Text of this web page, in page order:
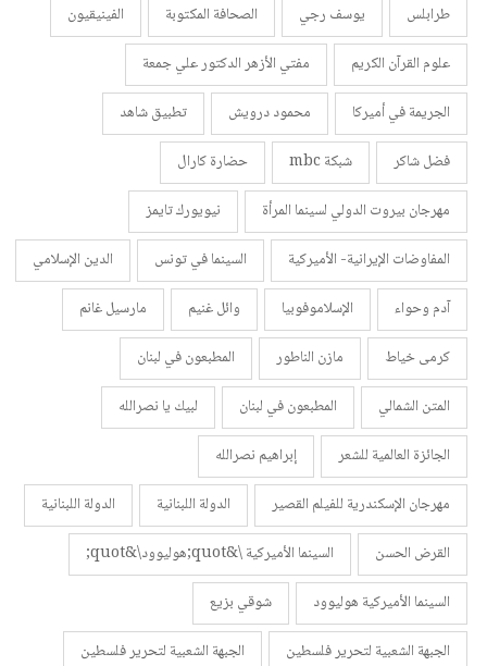
طرابلس
يوسف رجي الصحافة المكتوبة
الفينيقيون
علوم القرآن الكريم
مفتي الأزهر الدكتور علي جمعة
الجريمة في أميركا
محمود درويش
تطبيق شاهد
فضل شاكر
شبكة mbc
حضارة كارال
مهرجان بيروت الدولي لسينما المرأة
نيويورك تايمز
المفاوضات الإيرانية- الأميركية
السينما في تونس
الدين الإسلامي
آدم وحواء
الإسلاموفوبيا وائل غنيم
مارسيل غانم
كرمى خياط
مازن الناطور
المطبعون في لبنان
المتن الشمالي
المطبعون في لبنان
لبيك يا نصرالله
الجائزة العالمية للشعر
إبراهيم نصرالله
مهرجان الإسكندرية للفيلم القصير
الدولة اللبنانية
الدولة اللبنانية
القرض الحسن
السينما الأميركية \&quot;هوليوود\&quot;
السينما الأميركية هوليوود
شوقي بزيع
الجبهة الشعبية لتحرير فلسطين
الجبهة الشعبية لتحرير فلسطين